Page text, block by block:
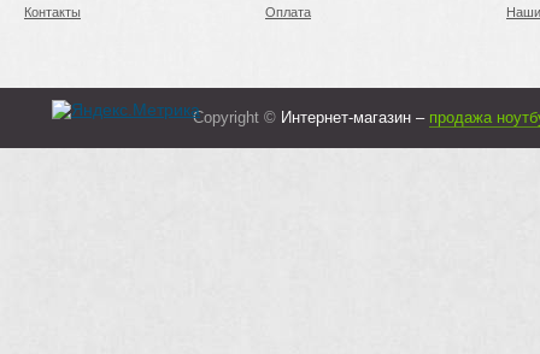
Контакты
Оплата
Copyright © Интернет-магазин – продажа